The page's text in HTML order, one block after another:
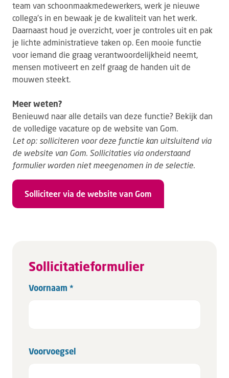
team van schoonmaakmedewerkers, werk je nieuwe
collega's in en bewaak je de kwaliteit van het werk.
Daarnaast houd je overzicht, voer je controles uit en pak
je lichte administratieve taken op. Een mooie functie
voor iemand die graag verantwoordelijkheid neemt,
mensen motiveert en zelf graag de handen uit de
mouwen steekt.
Meer weten?
Benieuwd naar alle details van deze functie? Bekijk dan
de volledige vacature op de website van Gom.
Let op: solliciteren voor deze functie kan uitsluitend via
de website van Gom. Sollicitaties via onderstaand
formulier worden niet meegenomen in de selectie.
Solliciteer via de website van Gom
Sollicitatieformulier
Voornaam *
Voorvoegsel